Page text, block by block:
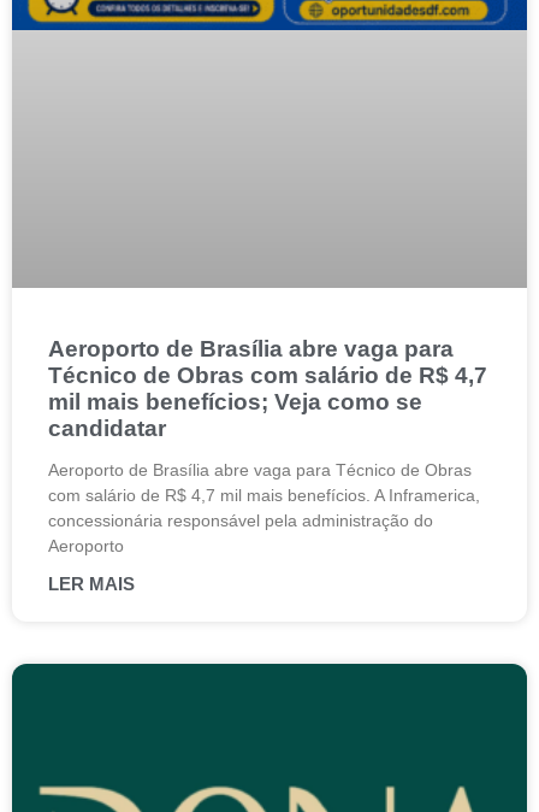
Aeroporto de Brasília abre vaga para
Técnico de Obras com salário de R$ 4,7
mil mais benefícios; Veja como se
candidatar
Aeroporto de Brasília abre vaga para Técnico de Obras
com salário de R$ 4,7 mil mais benefícios. A Inframerica,
concessionária responsável pela administração do
Aeroporto
LER MAIS